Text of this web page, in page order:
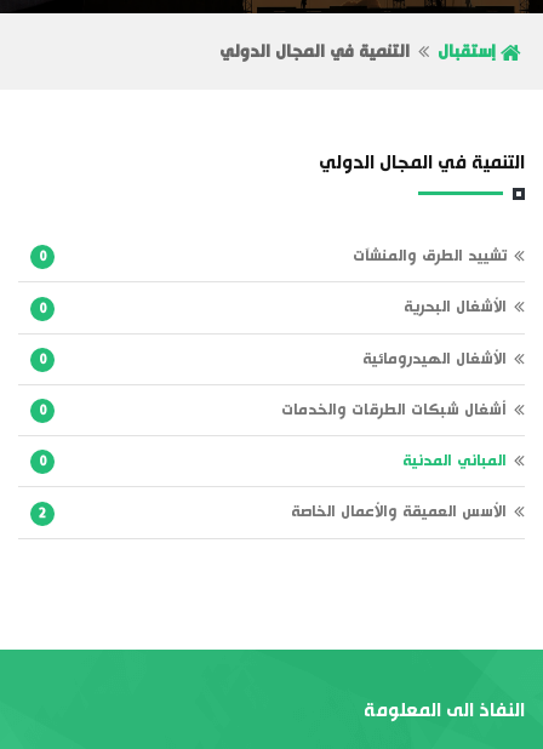
إستقبال التنمية في المجال الدولي
التنمية في المجال الدولي
تشييد الطرق والمنشآت 0
الأشغال البحرية 0
الأشغال الهيدرومائية 0
أشغال شبكات الطرقات والخدمات 0
المباني المدنية 0
الأسس العميقة والأعمال الخاصة 2
النفاذ الى المعلومة